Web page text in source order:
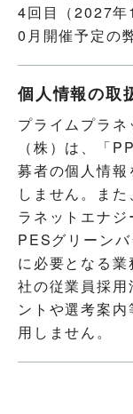
4回目（2027年
0月開催予定の
個人情報の取
プライムプラ
（株）は、「
募者の個人情
しません。ま
ラネットエナ
PESグリーン
に必要となる
社の従業員採
ントや選考案
用しません。